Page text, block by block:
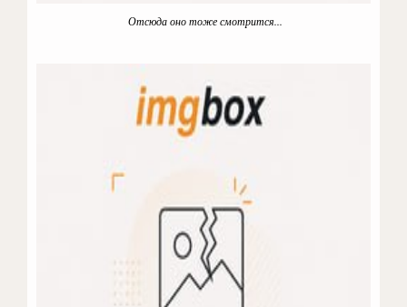
Отсюда оно тоже смотрится...